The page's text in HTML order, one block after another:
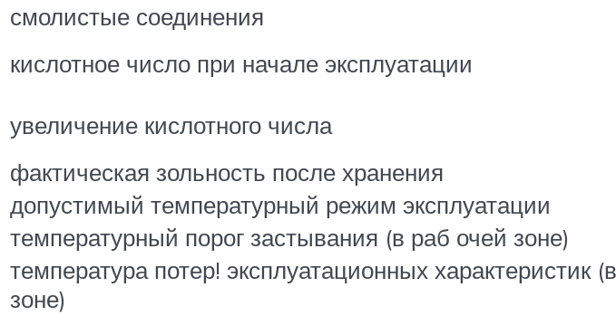
смолистые соединения
кислотное число при начале эксплуатации
увеличение кислотного числа
фактическая зольность после хранения
допустимый температурный режим эксплуатации
температурный порог застывания (в раб очей зоне)
температура потер! эксплуатационных характеристик
зоне)